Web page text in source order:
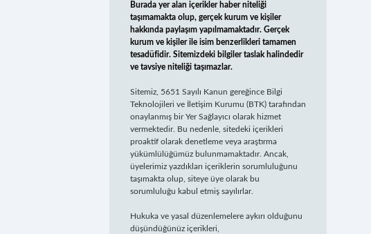
Burada yer alan içerikler haber niteliği
taşımamakta olup, gerçek kurum ve kişiler
hakkında paylaşım yapılmamaktadır. Gerçek
kurum ve kişiler ile isim benzerlikleri tamamen
tesadüfidir. Sitemizdeki bilgiler taslak halindedir
ve tavsiye niteliği taşımazlar.
Sitemiz, 5651 Sayılı Kanun gereğince Bilgi
Teknolojileri ve İletişim Kurumu (BTK) tarafından
onaylanmış bir Yer Sağlayıcı olarak hizmet
vermektedir. Bu nedenle, sitedeki içerikleri
proaktif olarak denetleme veya araştırma
yükümlülüğümüz bulunmamaktadır. Ancak,
üyelerimiz yazdıkları içeriklerin sorumluluğunu
taşımakta olup, siteye üye olarak bu
sorumluluğu kabul etmiş sayılırlar.
Hukuka ve yasal düzenlemelere aykırı olduğunu
düşündüğünüz içerikleri,